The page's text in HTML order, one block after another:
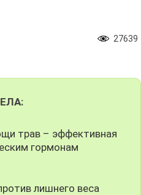
27639
трав – эффективная
гормонам
лишнего веса